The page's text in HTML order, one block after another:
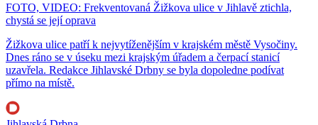
FOTO, VIDEO: Frekventovaná Žižkova ulice v Jihlavě ztichla,
chystá se její oprava
Žižkova ulice patří k nejvytíženějším v krajském městě Vysočiny.
Dnes ráno se v úseku mezi krajským úřadem a čerpací stanicí
uzavřela. Redakce Jihlavské Drbny se byla dopoledne podívat
přímo na místě.